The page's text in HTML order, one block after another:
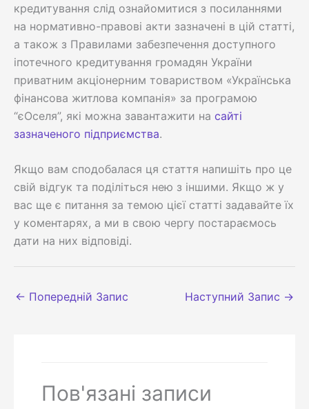
кредитування слід ознайомитися з посиланнями
на нормативно-правові акти зазначені в цій статті,
а також з Правилами забезпечення доступного
іпотечного кредитування громадян України
приватним акціонерним товариством «Українська
фінансова житлова компанія» за програмою
“єОселя”, які можна завантажити на сайті
зазначеного підприємства.
Якщо вам сподобалася ця стаття напишіть про це
свій відгук та поділіться нею з іншими. Якщо ж у
вас ще є питання за темою цієї статті задавайте їх
у коментарях, а ми в свою чергу постараємось
дати на них відповіді.
← Попередній Запис Наступний Запис →
Пов'язані записи